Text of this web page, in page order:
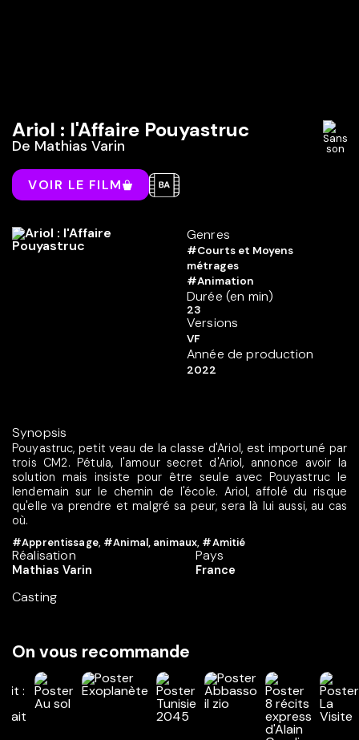
Ariol : l'Affaire Pouyastruc
De Mathias Varin
VOIR LE FILM
Genres
#Courts et Moyens
métrages
#Animation
Durée (en min)
23
Versions
VF
Année de production
2022
Synopsis
Pouyastruc, petit veau de la classe d'Ariol, est importuné par
trois CM2. Pétula, l'amour secret d'Ariol, annonce avoir la
solution mais insiste pour être seule avec Pouyastruc le
lendemain sur le chemin de l'école. Ariol, affolé du risque
qu'elle va prendre et malgré sa peur, sera là lui aussi, au cas
où.
#Apprentissage, #Animal, animaux, #Amitié
Réalisation
Mathias Varin
Casting
Pays
France
On vous recommande